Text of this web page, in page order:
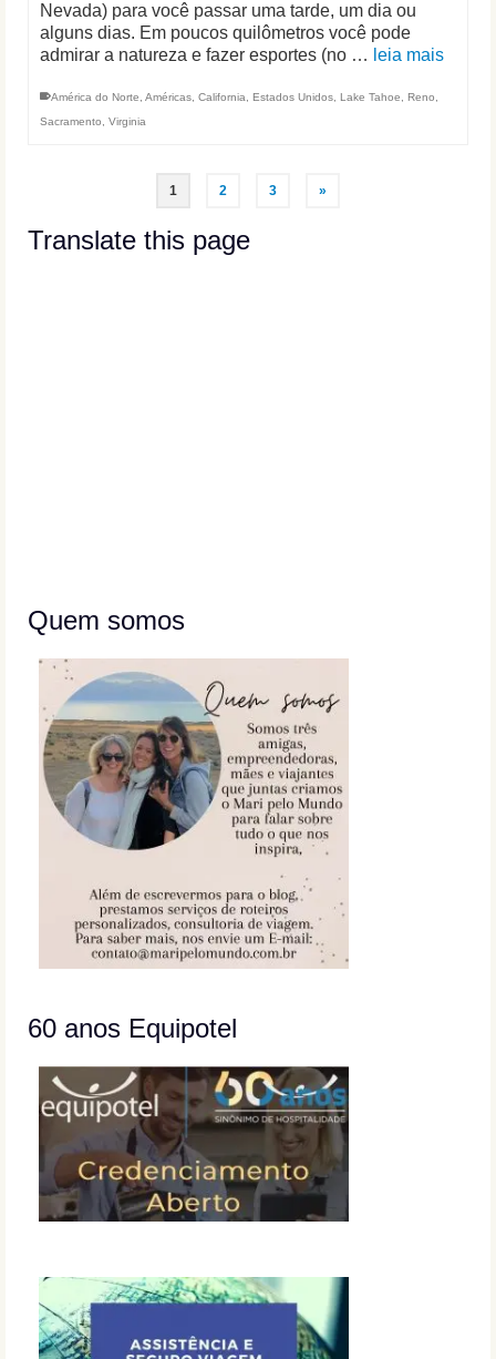
Nevada) para você passar uma tarde, um dia ou
alguns dias. Em poucos quilômetros você pode
admirar a natureza e fazer esportes (no … leia mais
América do Norte Américas California Estados Unidos Lake Tahoe Reno
Sacramento
Virginia
1 2 3 »
Translate this page
Quem somos
60 anos Equipotel